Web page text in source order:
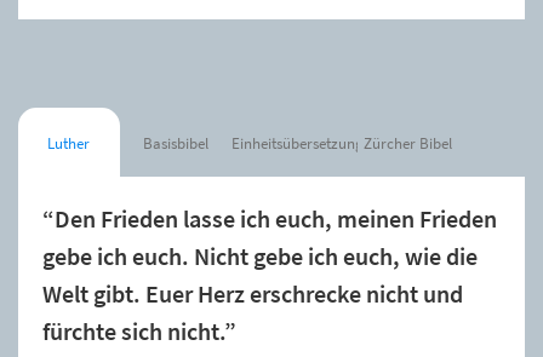
Luther Basisbibel Einheitsübersetzung Zürcher Bibel
“Den Frieden lasse ich euch, meinen Frieden
gebe ich euch. Nicht gebe ich euch, wie die
Welt gibt. Euer Herz erschrecke nicht und
fürchte sich nicht.”